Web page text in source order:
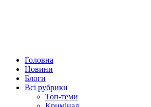
Головна
Новини
Блоги
Всі рубрики
Топ-теми